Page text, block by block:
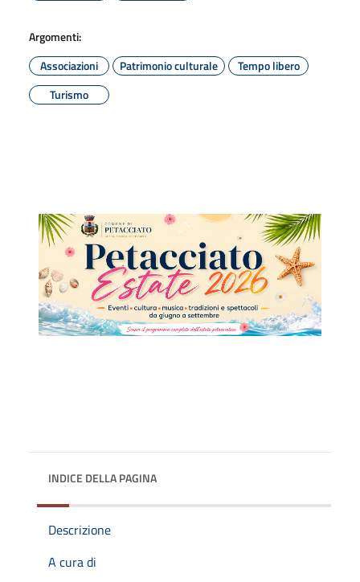
Argomenti:
Associazioni
Patrimonio culturale
Tempo libero
Turismo
INDICE DELLA PAGINA
Descrizione
A cura di